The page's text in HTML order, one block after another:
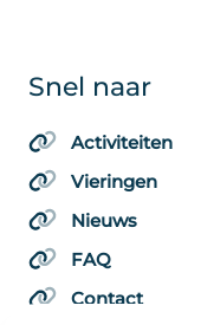
Snel naar
Activiteiten
Vieringen
Nieuws
FAQ
Contact